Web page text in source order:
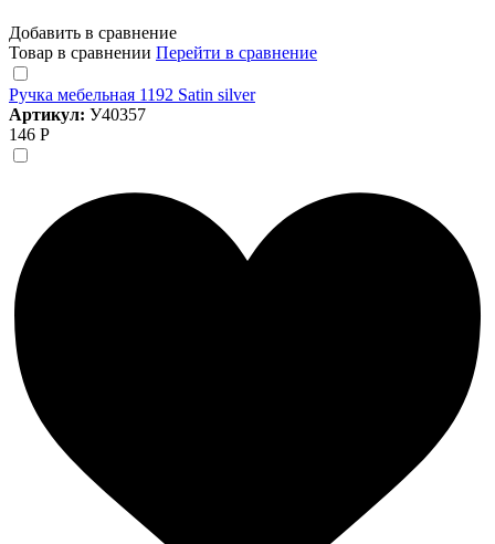
Добавить в сравнение
Товар в сравнении Перейти в сравнение
Ручка мебельная 1192 Satin silver
Артикул: У40357
146 Р